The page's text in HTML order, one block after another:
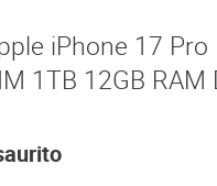
iPhone 17 Pro
1TB 12GB RAM